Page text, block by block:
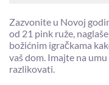
Zazvonite u Novoj
od 21 pink ruže,
božićnim igračkama
vaš dom. Imajte na
razlikovati.